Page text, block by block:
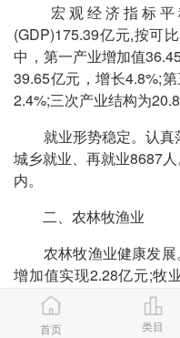
宏观经济指标平
(GDP)175.39亿元,按可
中，第一产业增加值
39.65亿元，增长4.8%;
2.4%;三次产业结构为20.8
就业形势稳定。认真
城乡就业、再就业8687
内。
二、农林牧渔业
农林牧渔业健康发展
增加值实现2.28亿元;牧
中，渔业增加值实现
2.44亿元。
首页 类目